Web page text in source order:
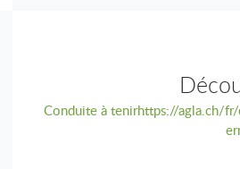
Conduite à tenirhttps://agla.ch/